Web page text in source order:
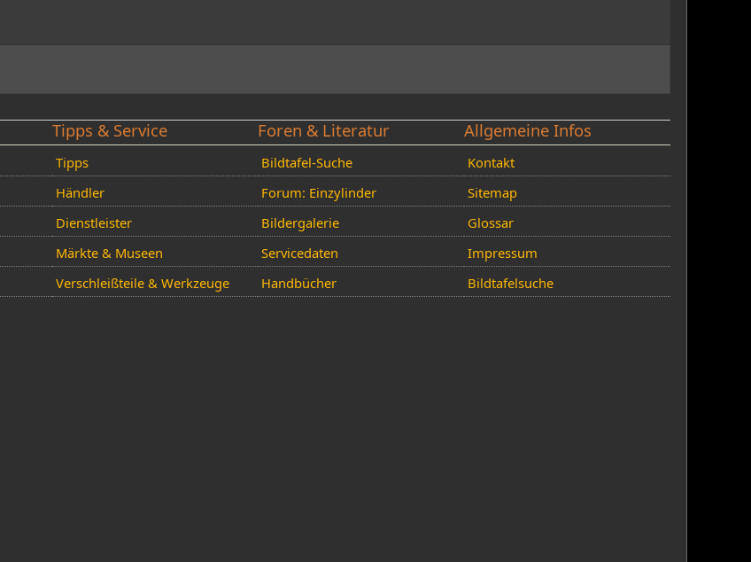
Tipps & Service
Tipps
Händler
Dienstleister
Märkte & Museen
Verschleißteile & Werkzeuge
Foren & Literatur
Bildtafel-Suche
Forum: Einzylinder
Bildergalerie
Servicedaten
Handbücher
Allgemeine Infos
Kontakt
Sitemap
Glossar
Impressum
Bildtafelsuche